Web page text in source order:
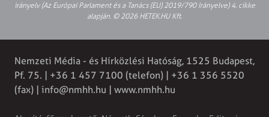
irányelv (Az Európai Parlament és a Tanács (EU) 2019/790 Irányelve) 4. cikke
alapján. © 2026 HETEK.HU Kft.
Nemzeti Média - és Hírközlési Hatóság, 1525 Budapest,
Pf. 75. | +36 1 457 7100 (telefon) | +36 1 356 5520
(fax) | info@nmhh.hu | www.nmhh.hu